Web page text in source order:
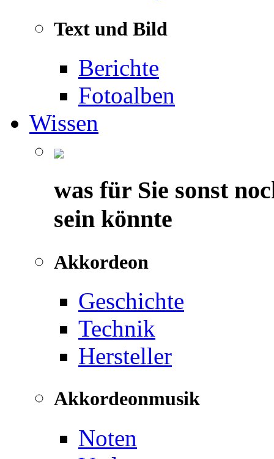
Text und Bild
Berichte
Fotoalben
Wissen
was für Sie sonst
sein könnte
Akkordeon
Geschichte
Technik
Hersteller
Akkordeonmusik
Noten